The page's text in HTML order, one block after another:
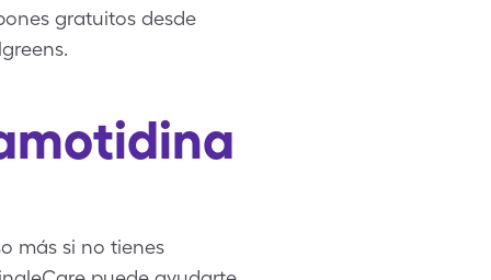
gratuitos desde
más si no tienes